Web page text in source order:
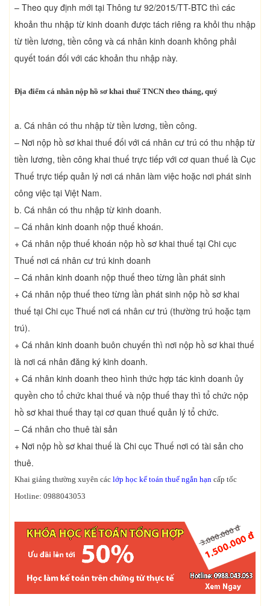
– Theo quy định mới tại Thông tư 92/2015/TT-BTC thì các
khoản thu nhập từ kinh doanh được tách riêng ra khỏi thu nhập
từ tiền lương, tiền công và cá nhân kinh doanh không phải
quyết toán đối với các khoản thu nhập này.
Địa điểm cá nhân nộp hồ sơ khai thuế TNCN theo tháng, quý
a. Cá nhân có thu nhập từ tiền lương, tiền công.
– Nơi nộp hồ sơ khai thuế đối với cá nhân cư trú có thu nhập từ
tiền lương, tiền công khai thuế trực tiếp với cơ quan thuế là Cục
Thuế trực tiếp quản lý nơi cá nhân làm việc hoặc nơi phát sinh
công việc tại Việt Nam.
b. Cá nhân có thu nhập từ kinh doanh.
– Cá nhân kinh doanh nộp thuế khoán.
+ Cá nhân nộp thuế khoán nộp hồ sơ khai thuế tại Chi cục
Thuế nơi cá nhân cư trú kinh doanh
– Cá nhân kinh doanh nộp thuế theo từng lần phát sinh
+ Cá nhân nộp thuế theo từng lần phát sinh nộp hồ sơ khai
thuế tại Chi cục Thuế nơi cá nhân cư trú (thường trú hoặc tạm
trú).
+ Cá nhân kinh doanh buôn chuyến thì nơi nộp hồ sơ khai thuế
là nơi cá nhân đăng ký kinh doanh.
+ Cá nhân kinh doanh theo hình thức hợp tác kinh doanh ủy
quyền cho tổ chức khai thuế và nộp thuế thay thì tổ chức nộp
hồ sơ khai thuế thay tại cơ quan thuế quản lý tổ chức.
– Cá nhân cho thuê tài sản
+ Nơi nộp hồ sơ khai thuế là Chi cục Thuế nơi có tài sản cho
thuê.
Khai giảng thường xuyên các lớp học kế toán thuế ngắn hạn cấp tốc
Hotline: 0988043053